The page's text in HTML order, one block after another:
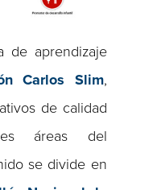
de aprendizaje
Carlos Slim,
de calidad
áreas del
se divide en